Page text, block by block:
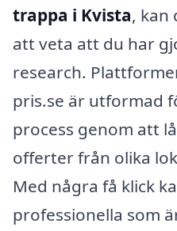
trappa i Kvista, kan
att veta att du har
research.
pris.se är utformad
process genom att
offerter från olika
Med några få klick
professionella som